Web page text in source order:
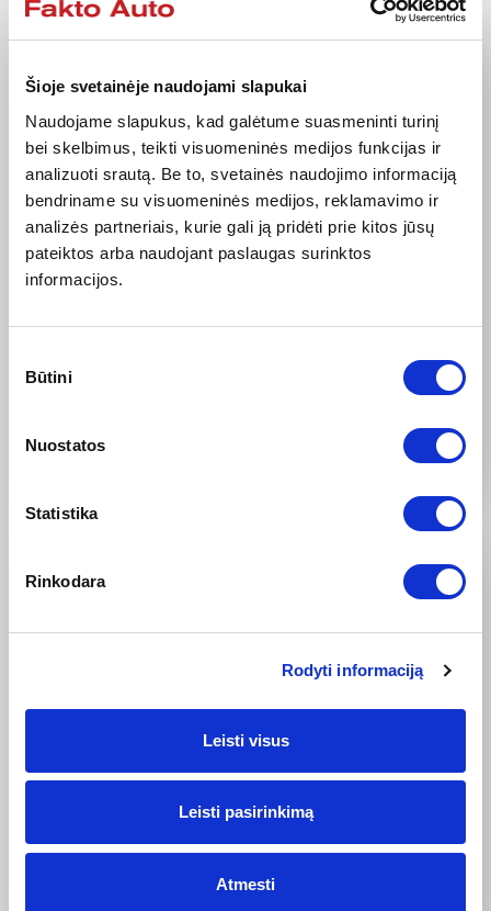
Šioje svetainėje naudojami slapukai
Naudojame slapukus, kad galėtume suasmeninti turinį
bei skelbimus, teikti visuomeninės medijos funkcijas ir
analizuoti srautą. Be to, svetainės naudojimo informaciją
bendriname su visuomeninės medijos, reklamavimo ir
analizės partneriais, kurie gali ją pridėti prie kitos jūsų
pateiktos arba naudojant paslaugas surinktos
informacijos.
pasirinkimas
Būtini
Nuostatos
Statistika
Rinkodara
Rodyti informaciją
Leisti visus
Leisti pasirinkimą
Atmesti
2026-03-04
parduotų vienetų
parduotų vienetų nuo 2001 metų...
„Hyundai INSTER“ išrinktas 2025 metų pasaulio
Ketvirtus metus iš eilės „Hyundai Motor“ švenčia
pergalę metų automobilio rinkimuose: INSTER